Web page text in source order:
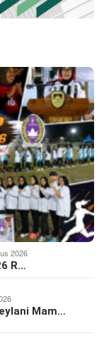
2026
R…
Mam…